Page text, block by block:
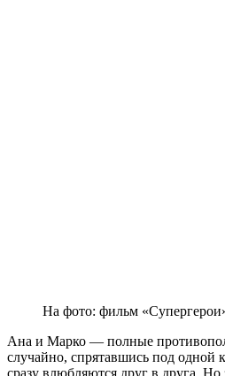
На фото: фильм
Ана и Марко — полные
случайно, спрятавшись под одной
сразу влюбляются друг в друга. Но